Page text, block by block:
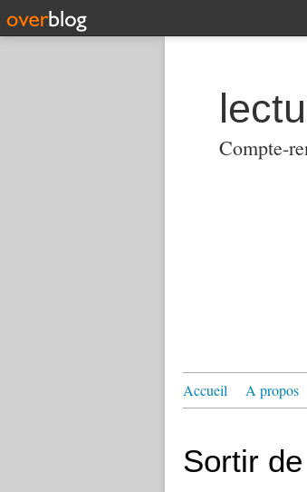
Compte-
Accueil A propos
Sortir